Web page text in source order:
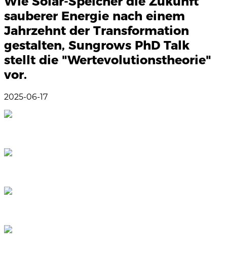
sauberer Energie nach einem
Jahrzehnt der Transformation
gestalten, Sungrows PhD Talk
stellt die "Wertevolutionstheorie"
vor.
2025-06-17